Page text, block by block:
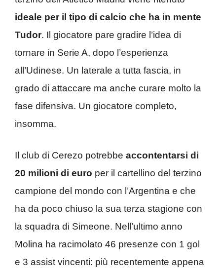
ideale per il tipo di calcio che ha in mente
Tudor. Il giocatore pare gradire l’idea di
tornare in Serie A, dopo l’esperienza
all’Udinese. Un laterale a tutta fascia, in
grado di attaccare ma anche curare molto la
fase difensiva. Un giocatore completo,
insomma.
Il club di Cerezo potrebbe accontentarsi di
20 milioni di euro per il cartellino del terzino
campione del mondo con l’Argentina e che
ha da poco chiuso la sua terza stagione con
la squadra di Simeone. Nell’ultimo anno
Molina ha racimolato 46 presenze con 1 gol
e 3 assist vincenti: più recentemente appena